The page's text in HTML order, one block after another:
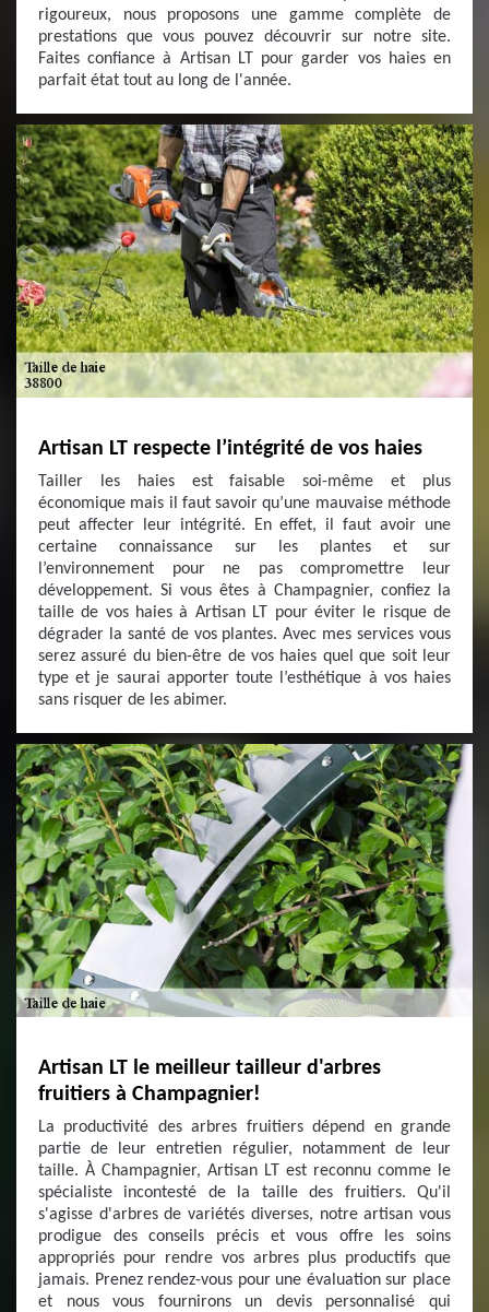
rigoureux, nous proposons une gamme complète de
prestations que vous pouvez découvrir sur notre site.
Faites confiance à Artisan LT pour garder vos haies en
parfait état tout au long de l'année.
Artisan LT respecte l’intégrité de vos haies
Tailler les haies est faisable soi-même et plus
économique mais il faut savoir qu’une mauvaise méthode
peut affecter leur intégrité. En effet, il faut avoir une
certaine connaissance sur les plantes et sur
l’environnement pour ne pas compromettre leur
développement. Si vous êtes à Champagnier, confiez la
taille de vos haies à Artisan LT pour éviter le risque de
dégrader la santé de vos plantes. Avec mes services vous
serez assuré du bien-être de vos haies quel que soit leur
type et je saurai apporter toute l’esthétique à vos haies
sans risquer de les abimer.
Artisan LT le meilleur tailleur d'arbres
fruitiers à Champagnier!
La productivité des arbres fruitiers dépend en grande
partie de leur entretien régulier, notamment de leur
taille. À Champagnier, Artisan LT est reconnu comme le
spécialiste incontesté de la taille des fruitiers. Qu'il
s'agisse d'arbres de variétés diverses, notre artisan vous
prodigue des conseils précis et vous offre les soins
appropriés pour rendre vos arbres plus productifs que
jamais. Prenez rendez-vous pour une évaluation sur place
et nous vous fournirons un devis personnalisé qui